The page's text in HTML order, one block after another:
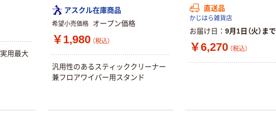
用最大
アスクル在庫商品
希望小売価格 オープン価格
￥1,980 （税込）
汎用性のあるスティッククリーナー
兼フロアワイパー用スタンド
直送品
かじはら雑貨店
お届け日 9月1日（火）まで
￥6,270 （税込）